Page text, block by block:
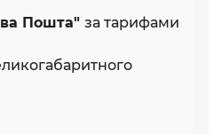
Пошта" за тарифами